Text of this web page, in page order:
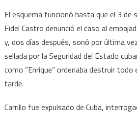
El esquema funcionó hasta que el 3 de
Fidel Castro denunció el caso al
y, dos días después, sonó por última
sellada por la Seguridad del Estado
como “Enrique” ordenaba destruir todo
tarde.
Carrillo fue expulsado de Cuba,